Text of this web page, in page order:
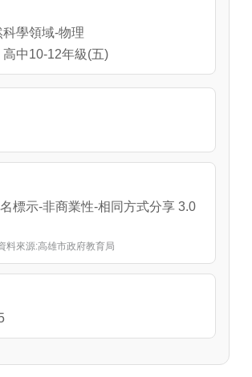
定與物體的運動速度反方向喔！
學領域-物理
中10-12年級(五)
標示-非商業性-相同方式分享 3.0
料來源:高雄市政府教育局